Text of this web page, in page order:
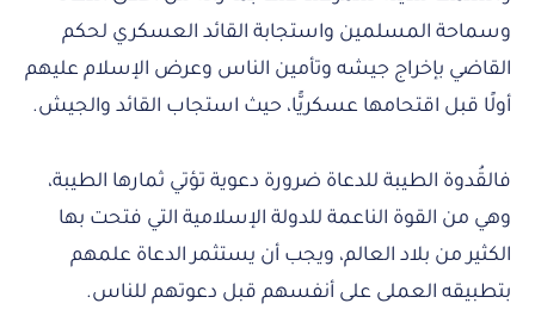
وسماحة المسلمين واستجابة القائد العسكري لحكم
القاضي بإخراج جيشه وتأمين الناس وعرض الإسلام عليهم
أولًا قبل اقتحامها عسكريًّا، حيث استجاب القائد والجيش.
فالقُدوة الطيبة للدعاة ضرورة دعوية تؤتي ثمارها الطيبة،
وهي من القوة الناعمة للدولة الإسلامية التي فتحت بها
الكثير من بلاد العالم، ويجب أن يستثمر الدعاة علمهم
بتطبيقه العملى على أنفسهم قبل دعوتهم للناس.